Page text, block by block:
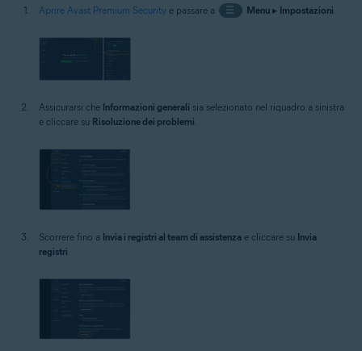
Aprire Avast Premium Security e passare a ☰ Menu▸ Impostazioni.
Assicurarsi che Informazioni generali sia selezionato nel riquadro a sinistra
e cliccare su Risoluzione dei problemi
Scorrere fino a Invia i registri al team di assistenza e cliccare su Invia
registri